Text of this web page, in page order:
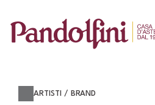
ARTISTI / BRAND